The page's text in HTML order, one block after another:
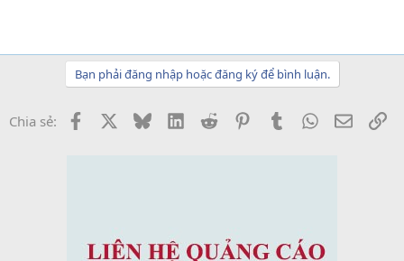
Bạn phải đăng nhập hoặc đăng ký để bình luận.
Chia sẻ: Facebook BlueskyLinkedInReddit PinterestTumblrWhatsApp
Email